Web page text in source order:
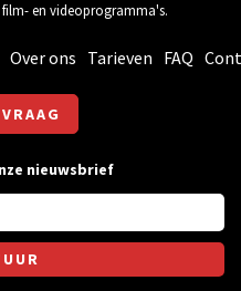
en videoprogramma's.
Over ons Tarieven FAQ
nieuwsbrief